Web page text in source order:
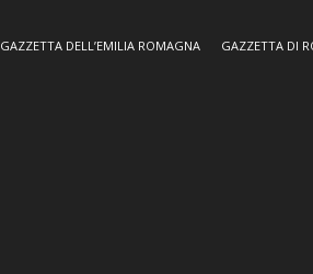
GAZZETTA DELL’EMILIA ROMAGNA GAZZETTA DI